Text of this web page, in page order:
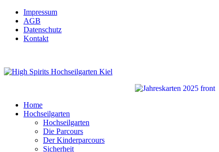
Impressum
AGB
Datenschutz
Kontakt
Home
Hochseilgarten
Hochseilgarten
Die Parcours
Der Kinderparcours
Sicherheit